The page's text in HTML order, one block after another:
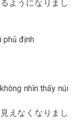
ようになりまし
phủ định
nhìn thấy núi
えなくなりまし